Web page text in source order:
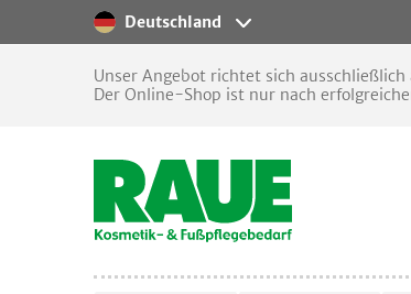
Deutschland
Unser Angebot richtet sich
Der Online-Shop ist nur nach